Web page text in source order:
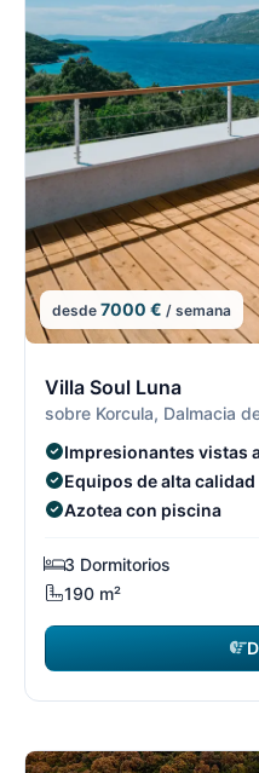
desde 7000 € / semana
Villa Soul Luna
sobre Korcula, Dalmacia
Impresionantes vistas
Equipos de alta calidad
Azotea con piscina
3 Dormitorios
190 m²